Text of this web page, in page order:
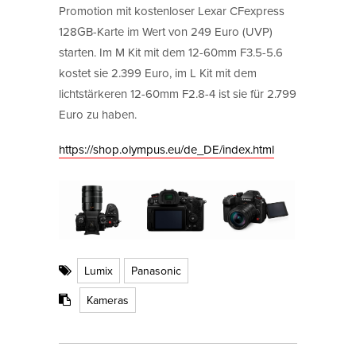
Promotion mit kostenloser Lexar CFexpress
128GB-Karte im Wert von 249 Euro (UVP)
starten. Im M Kit mit dem 12-60mm F3.5-5.6
kostet sie 2.399 Euro, im L Kit mit dem
lichtstärkeren 12-60mm F2.8-4 ist sie für 2.799
Euro zu haben.
https://shop.olympus.eu/de_DE/index.html
Lumix
Panasonic
Kameras